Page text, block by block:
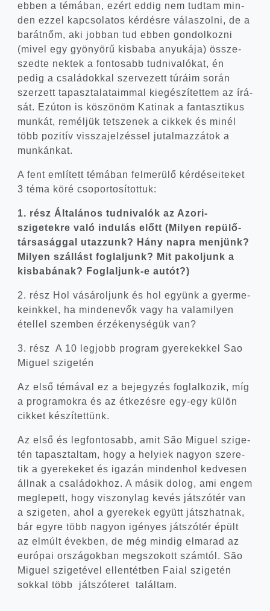
ebben a témá­ban, ezért eddig nem tud­tam min­
den ezzel kap­cso­la­tos kér­dés­re vála­szol­ni, de a
barát­nőm, aki job­ban tud ebben gon­dol­koz­ni
(mivel egy gyö­nyö­rű kis­ba­ba anyu­ká­ja) össze­
szed­te nek­tek a fon­to­sabb tud­ni­va­ló­kat, én
pedig a csa­lá­dok­kal szer­ve­zett túrá­im során
szer­zett tapasz­ta­la­ta­im­mal kiegé­szí­tet­tem az írá­
sát. Ezúton is köszö­nöm Kati­nak a fan­tasz­ti­kus
mun­kát, remél­jük tet­sze­nek a cik­kek és minél
több pozi­tív vissza­jel­zés­sel jutal­maz­zá­tok a
munkánkat.
A fent emlí­tett témá­ban fel­me­rü­lő kér­dé­se­i­te­ket
3 téma köré csoportosítottuk:
1. rész Álta­lá­nos tud­ni­va­lók az Azori-
szigetekre való indu­lás előtt (Milyen repü­lő­
tár­sa­ság­gal utaz­zunk? Hány nap­ra men­jünk?
Milyen szál­lást fog­lal­junk? Mit pakol­junk a
kis­ba­bá­nak? Foglaljunk‑e autót?)
2. rész Hol vásá­rol­junk és hol együnk a gyer­me­
ke­ink­kel, ha min­den­evők vagy ha vala­mi­lyen
étel­lel szem­ben érzé­keny­sé­gük van?
3. rész A 10 leg­jobb prog­ram gye­re­kek­kel Sao
Miguel szigetén
Az első témá­val ez a bejegy­zés fog­lal­ko­zik, míg
a prog­ra­mok­ra és az étke­zés­re egy-egy külön
cik­ket készítettünk.
Az első és leg­fon­to­sabb, amit São Miguel szi­ge­
tén tapasz­tal­tam, hogy a helyi­ek nagyon sze­re­
tik a gye­re­ke­ket és iga­zán min­den­hol ked­ve­sen
áll­nak a csa­lá­dok­hoz. A másik dolog, ami engem
meg­le­pett, hogy viszony­lag kevés ját­szó­tér van
a szi­ge­ten, ahol a gye­re­kek együtt játsz­hat­nak,
bár egy­re több nagyon igé­nyes ját­szó­tér épült
az elmúlt évek­ben, de még min­dig elma­rad az
euró­pai orszá­gok­ban meg­szo­kott szám­tól. São
Miguel szi­ge­té­vel ellen­tét­ben Fai­al szi­ge­tén
sok­kal több ját­szó­te­ret találtam.